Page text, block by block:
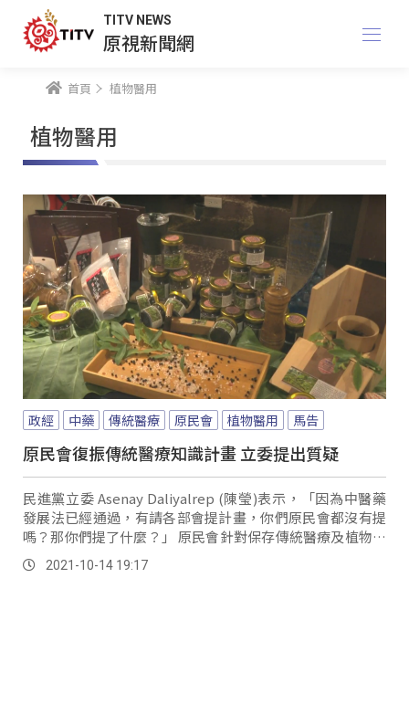
TITV NEWS
原視新聞網
首頁 植物醫用
植物醫用
政經 中藥 傳統醫療 原民會 植物醫用 馬告
原民會復振傳統醫療知識計畫 立委提出質疑
民進黨立委 Asenay Daliyalrep (陳瑩)表示，「因為中醫藥
發展法已經通過，有請各部會提計畫，你們原民會都沒有提
嗎？那你們提了什麼？」 原民會針對保存傳統醫療及植物醫
用途的復振計畫，將到明年2月28號結束，立委陳瑩大追進
度，不料在詢問下，發現研究品項的挑選就出現很大瑕疵。
2021-10-14 19:17